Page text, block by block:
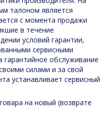
талоном является
с момента продажи
в течение
условий гарантии,
сервисными
гарантийное обслуживание
силами и за свой
устанавливает сервисный
на новый (возврате